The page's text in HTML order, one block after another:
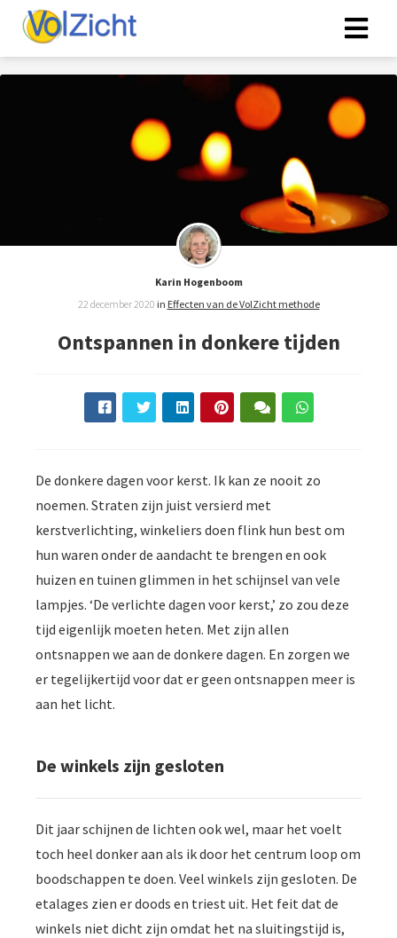
Karin Hogenboom
22 december 2020 in Effecten van de VolZicht methode
Ontspannen in donkere tijden
De donkere dagen voor kerst. Ik kan ze nooit zo
noemen. Straten zijn juist versierd met
kerstverlichting, winkeliers doen flink hun best om
hun waren onder de aandacht te brengen en ook
huizen en tuinen glimmen in het schijnsel van vele
lampjes. ‘De verlichte dagen voor kerst,’ zo zou deze
tijd eigenlijk moeten heten. Met zijn allen
ontsnappen we aan de donkere dagen. En zorgen we
er tegelijkertijd voor dat er geen ontsnappen meer is
aan het licht.
De winkels zijn gesloten
Dit jaar schijnen de lichten ook wel, maar het voelt
toch heel donker aan als ik door het centrum loop om
boodschappen te doen. Veel winkels zijn gesloten. De
etalages zien er doods en triest uit. Het feit dat de
winkels niet dicht zijn omdat het na sluitingstijd is,